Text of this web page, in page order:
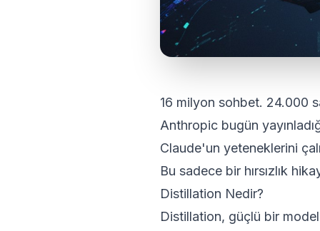
16 milyon sohbet. 24.000
Anthropic bugün
Claude'un yeteneklerini
Bu sadece bir hırsızlık
Distillation Nedir?
Distillation, güçlü bir